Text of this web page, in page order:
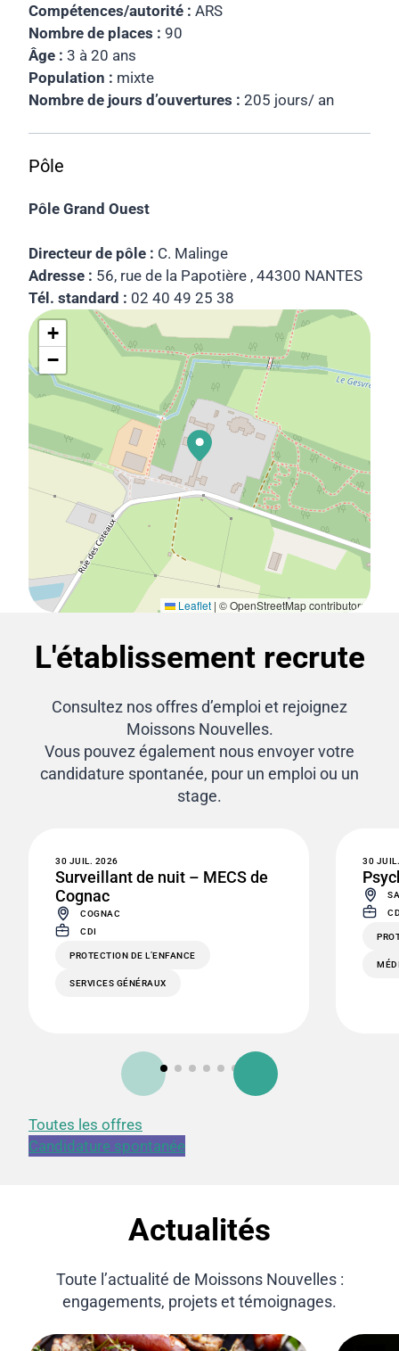
Compétences/autorité : ARS
Nombre de places : 90
Âge : 3 à 20 ans
Population : mixte
Nombre de jours d’ouvertures : 205 jours/ an
Pôle
Pôle Grand Ouest
Directeur de pôle : C. Malinge
Adresse : 56, rue de la Papotière , 44300 NANTES
Tél. standard : 02 40 49 25 38
+
−
Leaflet | © OpenStreetMap contributors
L'établissement recrute
Consultez nos offres d’emploi et rejoignez
Moissons Nouvelles.
Vous pouvez également nous envoyer votre
candidature spontanée, pour un emploi ou un
stage.
30 JUIL. 2026
Surveillant de nuit – MECS de
Cognac
COGNAC
CDI
PROTECTION DE L’ENFANCE
SERVICES GÉNÉRAUX
30
Toutes les offres
Candidature spontanée
Actualités
Toute l’actualité de Moissons Nouvelles :
engagements, projets et témoignages.